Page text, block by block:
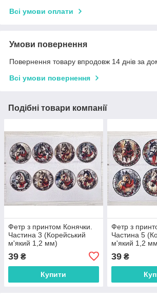
Всі умови оплати
Умови повернення
Повернення товару впродовж 14 днів за
Всі умови повернення
Подібні товари компанії
Фетр з принтом Конячки.
Частина 3 (Корейський
м'який 1,2 мм)
39 ₴
Купити
Фетр з
Частина 5
м'який 1,2
39₴